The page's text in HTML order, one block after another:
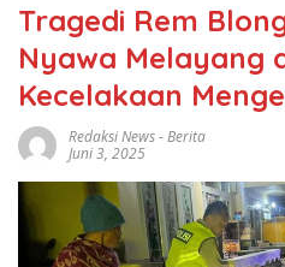
Tragedi Rem
Nyawa Melayang
Kecelakaan
Redaksi News-Berita
Juni 3, 2025